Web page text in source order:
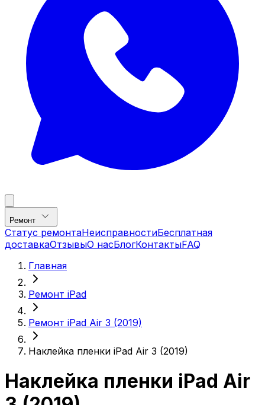
Ремонт
Статус ремонтаНеисправностиБесплатная
доставкаОтзывыО насБлогКонтактыFAQ
Главная
Ремонт iPad
Ремонт iPad Air 3 (2019)
Наклейка пленки iPad Air 3 (2019)
Наклейка пленки iPad Air